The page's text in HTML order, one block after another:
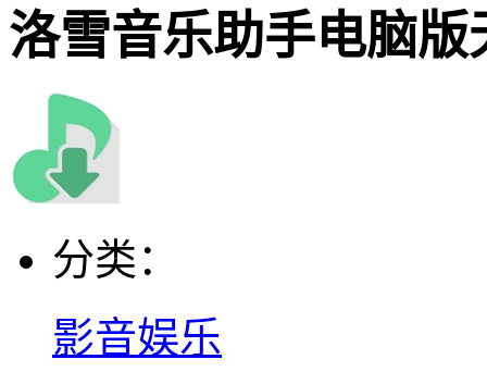
洛雪音乐助手电脑
分类：
影音娱乐